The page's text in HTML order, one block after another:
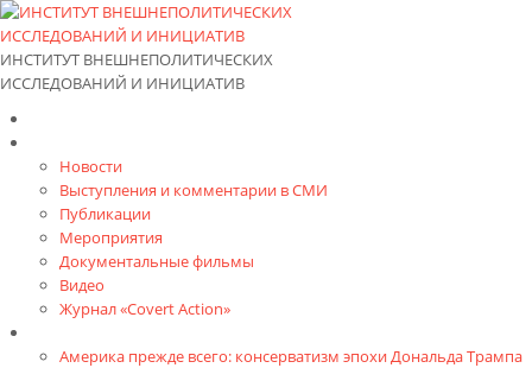
ИНСТИТУТ ВНЕШНЕПОЛИТИЧЕСКИХ
ИССЛЕДОВАНИЙ И ИНИЦИАТИВ
Новости
Выступления и коммента­рии в СМИ
Публикации
Мероприятия
Документальные фильмы
Видео
Журнал «Covert Action»
Америка прежде всего: консерватизм эпохи Дональда Трампа